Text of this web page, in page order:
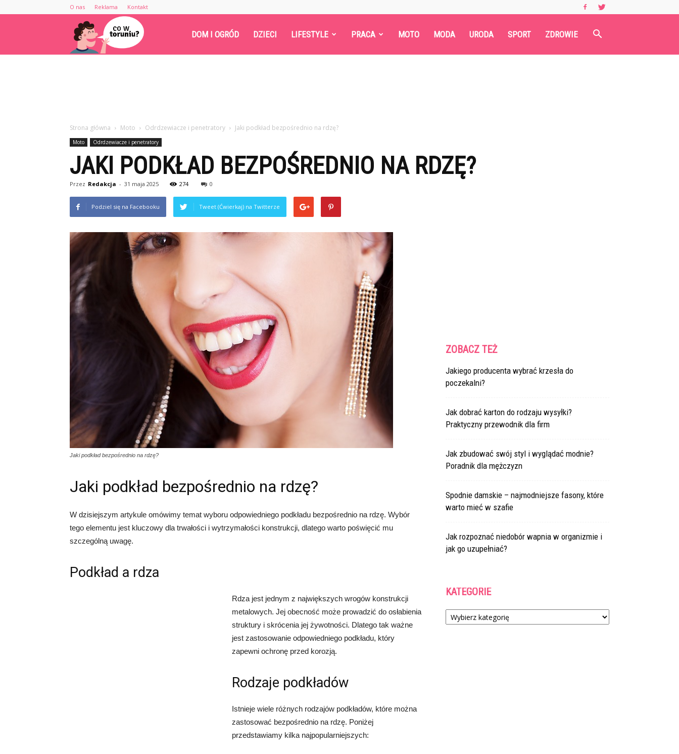
O nas Reklama Kontakt
Cowtoruniu.pl DOM I OGRÓD DZIECI LIFESTYLE PRACA MOTO MODA URODA SPORT ZDROWIE
Strona główna Moto Odrdzewiacze i penetratory Jaki podkład bezpośrednio na rdzę?
Moto Odrdzewiacze i penetratory
JAKI PODKŁAD BEZPOŚREDNIO NA RDZĘ?
Przez Redakcja - 31 maja 2025 274 0
Podziel się na Facebooku Tweet (Ćwierkaj) na Twitterze
Jaki podkład bezpośrednio na rdzę?
Jaki podkład bezpośrednio na rdzę?
W dzisiejszym artykule omówimy temat wyboru odpowiedniego podkładu bezpośrednio na rdzę. Wybór
tego elementu jest kluczowy dla trwałości i wytrzymałości konstrukcji, dlatego warto poświęcić mu
szczególną uwagę.
Podkład a rdza
Rdza jest jednym z największych wrogów konstrukcji
metalowych. Jej obecność może prowadzić do osłabienia
struktury i skrócenia jej żywotności. Dlatego tak ważne
jest zastosowanie odpowiedniego podkładu, który
zapewni ochronę przed korozją.
Rodzaje podkładów
Istnieje wiele różnych rodzajów podkładów, które można
zastosować bezpośrednio na rdzę. Poniżej
przedstawiamy kilka najpopularniejszych:
ZOBACZ TEŻ
Jakiego producenta wybrać krzesła do
poczekalni?
Jak dobrać karton do rodzaju wysyłki?
Praktyczny przewodnik dla firm
Jak zbudować swój styl i wyglądać modnie?
Poradnik dla mężczyzn
Spodnie damskie – najmodniejsze fasony, które
warto mieć w szafie
Jak rozpoznać niedobór wapnia w organizmie i
jak go uzupełniać?
KATEGORIE
Kategorie